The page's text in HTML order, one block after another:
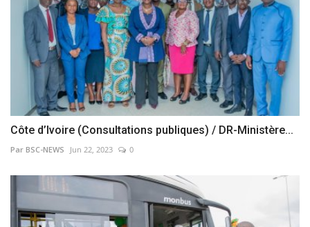
Côte d’Ivoire (Consultations publiques) / DR-Ministère...
Par BSC-NEWS Jun 22, 2023 0